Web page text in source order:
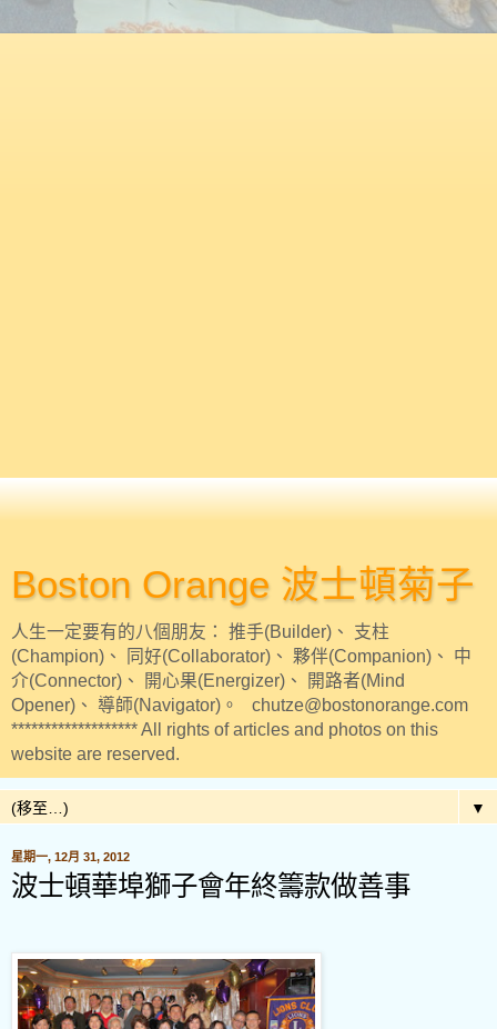
Boston Orange 波士頓菊子
人生一定要有的八個朋友： 推手(Builder)、 支柱
(Champion)、 同好(Collaborator)、 夥伴(Companion)、 中
介(Connector)、 開心果(Energizer)、 開路者(Mind
Opener)、 導師(Navigator)。 chutze@bostonorange.com
******************* All rights of articles and photos on this
website are reserved.
▼
星期一, 12月 31, 2012
波士頓華埠獅子會年終籌款做善事